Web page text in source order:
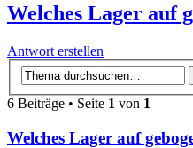
Welches Lager auf
Antwort erstellen
6 Beiträge • Seite 1 von 1
Welches Lager auf